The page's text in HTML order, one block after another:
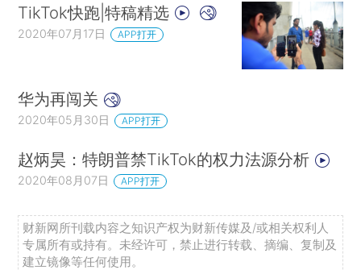
TikTok快跑|特稿精选
2020年07月17日 APP打开
华为再闯关
2020年05月30日 APP打开
赵炳昊：特朗普禁TikTok的权力法源分析
2020年08月07日 APP打开
财新网所刊载内容之知识产权为财新传媒及/或相关权利人
专属所有或持有。未经许可，禁止进行转载、摘编、复制及
建立镜像等任何使用。